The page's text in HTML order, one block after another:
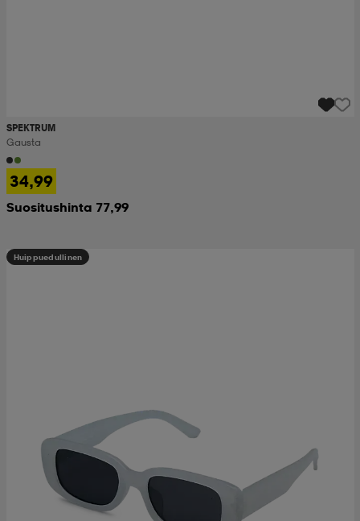
SPEKTRUM
Gausta
34,99
Suositushinta 77,99
Huippuedullinen